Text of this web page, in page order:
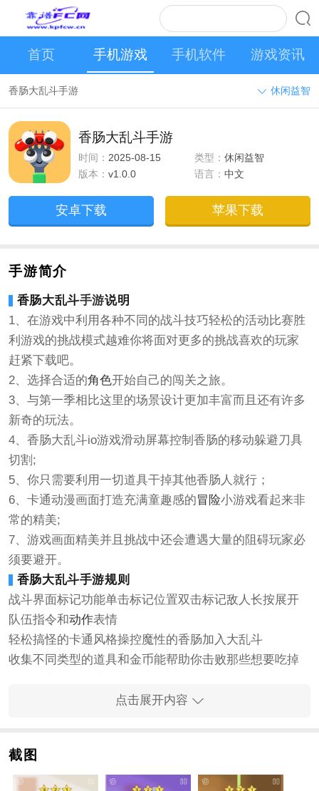
首页 手机游戏 手机软件 游戏资讯
香肠大乱斗手游 休闲益智
香肠大乱斗手游
时间： 2025-08-15 类型：休闲益智
版本：v1.0.0 语言：中文
安卓下载 苹果下载
手游简介
香肠大乱斗手游说明
1、在游戏中利用各种不同的战斗技巧轻松的活动比赛胜
利游戏的挑战模式越难你将面对更多的挑战喜欢的玩家
赶紧下载吧。
2、选择合适的角色开始自己的闯关之旅。
3、与第一季相比这里的场景设计更加丰富而且还有许多
新奇的玩法。
4、香肠大乱斗io游戏滑动屏幕控制香肠的移动躲避刀具
切割;
5、你只需要利用一切道具干掉其他香肠人就行；
6、卡通动漫画面打造充满童趣感的冒险小游戏看起来非
常的精美;
7、游戏画面精美并且挑战中还会遭遇大量的阻碍玩家必
须要避开。
香肠大乱斗手游规则
战斗界面标记功能单击标记位置双击标记敌人长按展开
队伍指令和动作表情
轻松搞怪的卡通风格操控魔性的香肠加入大乱斗
收集不同类型的道具和金币能帮助你击败那些想要吃掉
更多有趣的游戏挑战元素加入这场派对盛宴开始一场非
挑战难度更高的赛道有更多不同的人想要吃掉你完成各
种不同的跑酷任务顺利到达。
点击展开内容
截图